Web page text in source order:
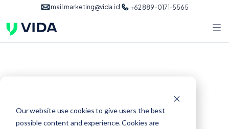
Our website use cookies to give users the best
possible content and experience. Cookies are
mail.marketing@vida.id +62 889-0171-5565